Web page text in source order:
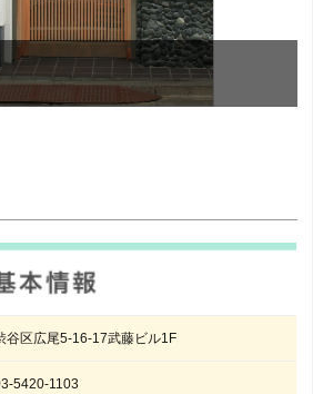
谷区広尾5-16-17武藤ビル1F
5420-1103